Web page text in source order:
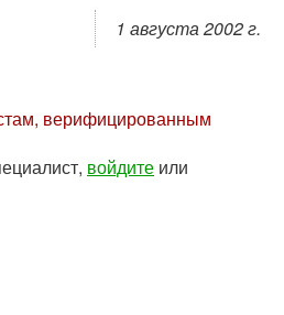
1 августа 2002 г.
верифицированным
войдите или